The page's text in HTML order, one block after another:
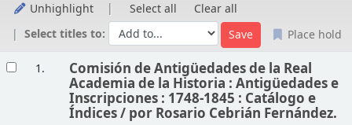
Unhighlight Select all
Clear all
Select titles to:
Place hold
1. Comisión de Antigüedades de la Real
Academia de la Historia : Antigüedades e
Inscripciones : 1748-1845 : Catálogo e
Índices / por Rosario Cebrián Fernández.